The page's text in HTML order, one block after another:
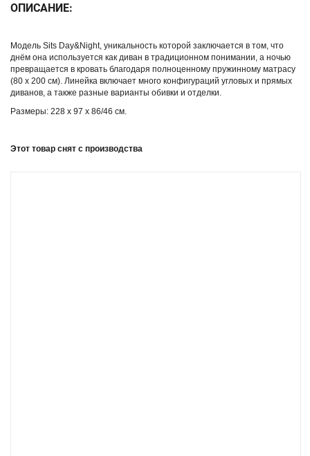
ОПИСАНИЕ:
Модель Sits Day&Night, уникальность которой заключается в том, что
днём она используется как диван в традиционном понимании, а ночью
превращается в кровать благодаря полноценному пружинному матрасу
(80 х 200 см). Линейка включает много конфигураций угловых и прямых
диванов, а также разные варианты обивки и отделки.
Размеры: 228 x 97 x 86/46 см.
Этот товар снят с производства